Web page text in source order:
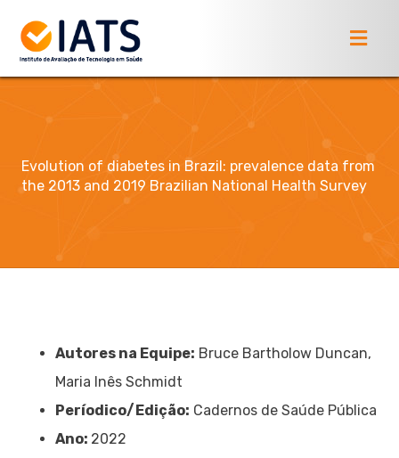
Evolution of diabetes in Brazil: prevalence data from
the 2013 and 2019 Brazilian National Health Survey
Autores na Equipe: Bruce Bartholow Duncan,
Maria Inês Schmidt
Períodico/Edição: Cadernos de Saúde Pública
Ano: 2022